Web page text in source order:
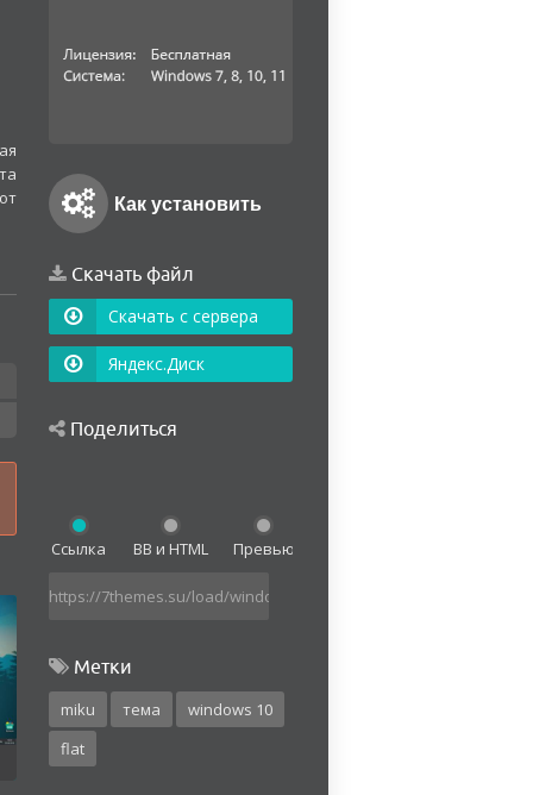
Как установить
Скачать файл
Скачать с сервера
Яндекс.Диск
Поделиться
Ссылка BB и HTML Превью
Метки
miku тема
windows 10
flat